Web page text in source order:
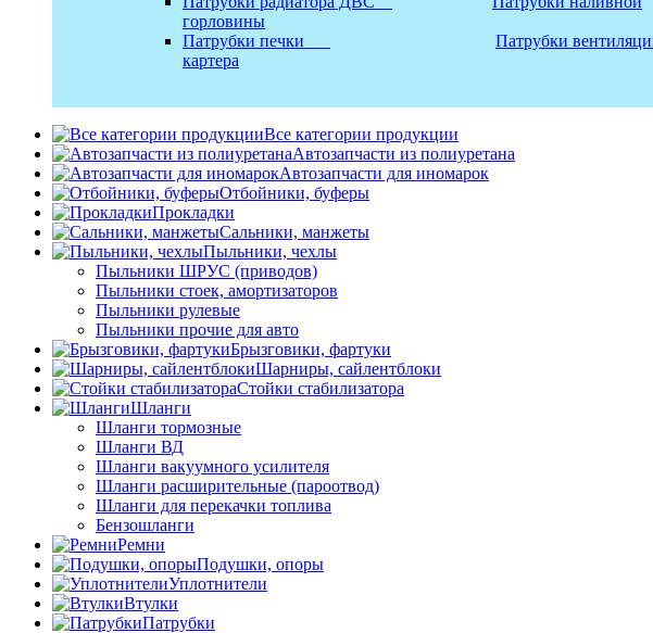
горловины
Патрубки печки
Патрубки
картера
Все категории продукции
Автозапчасти из полиуретана
Автозапчасти для иномарок
Отбойники, буферы
Прокладки
Сальники, манжеты
Пыльники, чехлы
Пыльники ШРУС (приводов)
Пыльники стоек, амортизаторов
Пыльники рулевые
Пыльники прочие для авто
Брызговики, фартуки
Шарниры, сайлентблоки
Стойки стабилизатора
Шланги
Шланги тормозные
Шланги ВД
Шланги вакуумного усилителя
Шланги расширительные (пароотвод)
Шланги для перекачки топлива
Бензошланги
Ремни
Подушки, опоры
Уплотнители
Втулки
Патрубки